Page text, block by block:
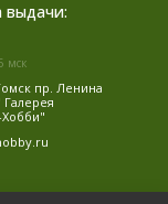
выдачи:
мск
пр. Ленина
Хобби"